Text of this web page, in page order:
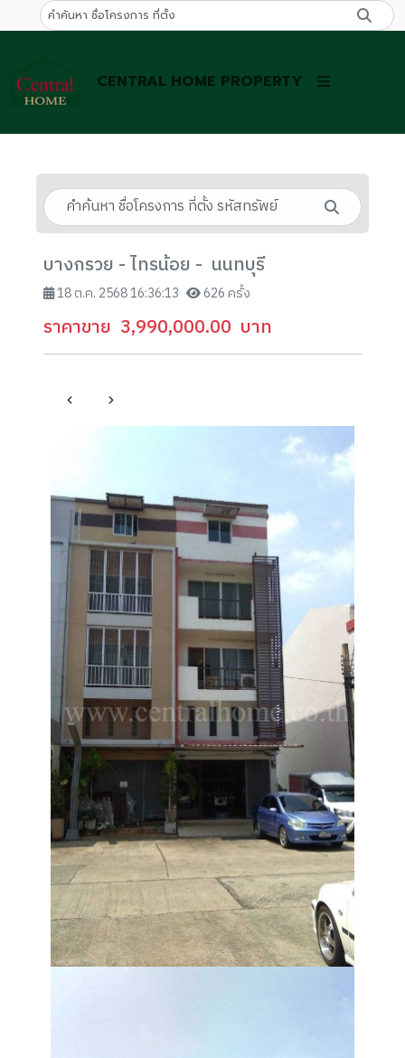
CENTRAL HOME PROPERTY
บางกรวย - ไทรน้อย - นนทบุรี
18 ต.ค. 2568 16:36:13 626 ครั้ง
ราคาขาย 3,990,000.00 บาท